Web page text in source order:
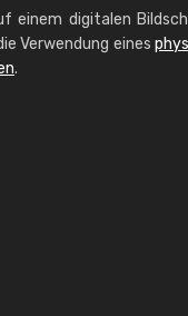
einem digitalen
Verwendung eines
.